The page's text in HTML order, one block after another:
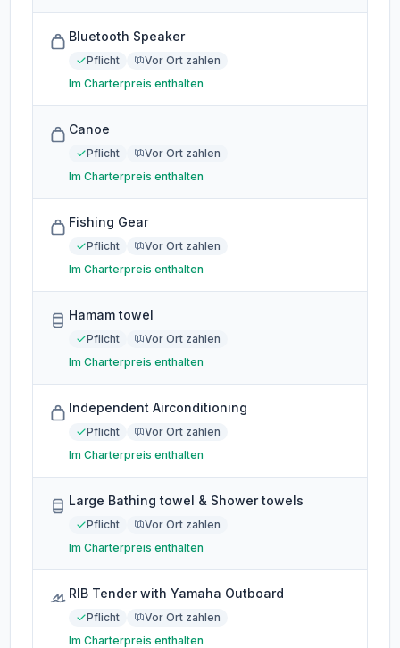
Bluetooth Speaker
Pflicht
Vor Ort zahlen
Im Charterpreis enthalten
Canoe
Pflicht
Vor Ort zahlen
Im Charterpreis enthalten
Fishing Gear
Pflicht
Vor Ort zahlen
Im Charterpreis enthalten
Hamam towel
Pflicht
Vor Ort zahlen
Im Charterpreis enthalten
Independent Airconditioning
Pflicht
Vor Ort zahlen
Im Charterpreis enthalten
Large Bathing towel & Shower towels
Pflicht
Vor Ort zahlen
Im Charterpreis enthalten
RIB Tender with Yamaha Outboard
Pflicht
Vor Ort zahlen
Im Charterpreis enthalten